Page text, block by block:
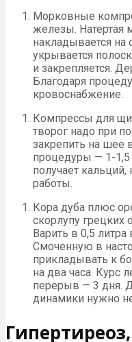
Морковные
железы. Натертая
накладывается на
укрывается
и закрепляется.
Благодаря
кровоснабжение.
Компрессы для
творог надо при
закрепить на шее
процедуры — 1-
получает
работы.
Кора дуба плюс
скорлупу грецких
Варить в 0,5
Смоченную в
прикладывать к
на два часа. Курс
перерыв — 3 дня.
динамики нужно